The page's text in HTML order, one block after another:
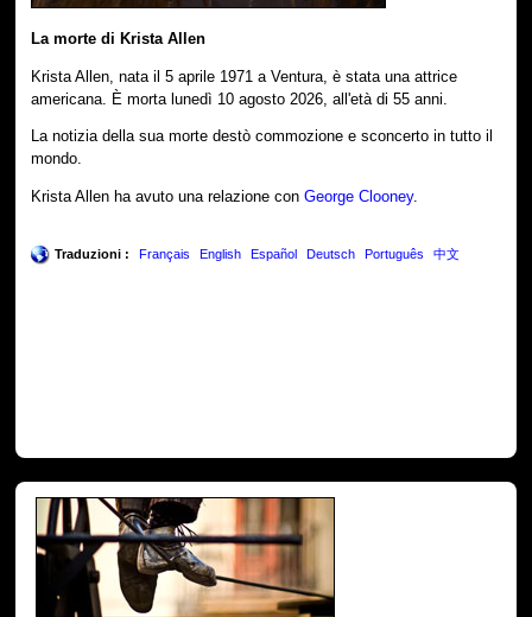
La morte di Krista Allen
Krista Allen, nata il 5 aprile 1971 a Ventura, è stata una attrice
americana. È morta lunedì 10 agosto 2026, all'età di 55 anni.
La notizia della sua morte destò commozione e sconcerto in tutto il
mondo.
Krista Allen ha avuto una relazione conGeorge Clooney.
Traduzioni : Français English Español Deutsch Português 中文